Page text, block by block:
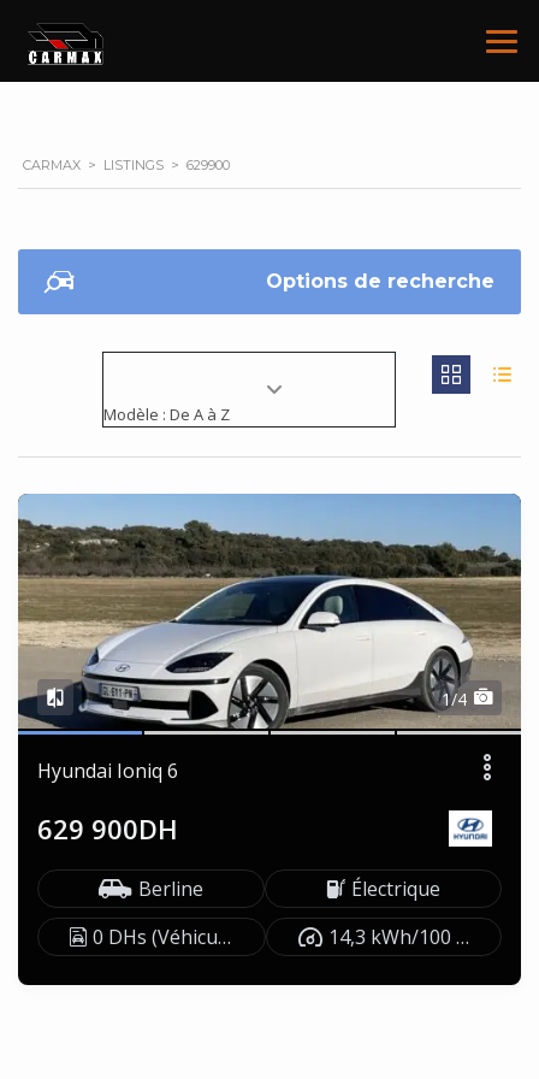
CARMAX > LISTINGS > 629900
Options de recherche
Modèle : De A à Z
1/4
Hyundai Ioniq 6
629 900DH
Berline
Électrique
0 DHs (Véhicule exonéré)
14,3 kWh/100 km